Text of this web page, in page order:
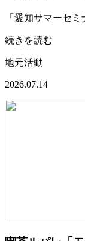
「愛知サマーセ
続きを読む
地元活動
2026.07.14